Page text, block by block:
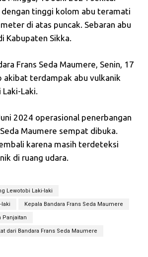
tinggi kolom abu teramati
di atas puncak. Sebaran abu
Kabupaten Sikka.
Frans Seda Maumere, Senin, 17
akibat terdampak abu vulkanik
Laki.
2024 operasional penerbangan
Maumere sempat dibuka.
karena masih terdeteksi
di ruang udara.
Lewotobi Laki-laki
laki Kepala Bandara Frans Seda Maumere
Panjaitan
dari Bandara Frans Seda Maumere